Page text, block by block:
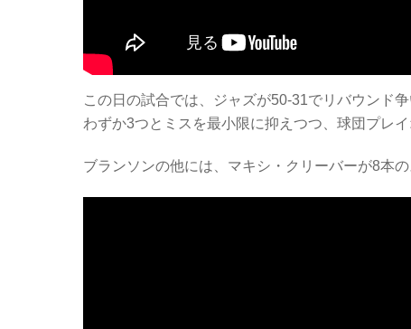
この日の試合では、ジャズが50-31でリバウンド
わずか3つとミスを最小限に抑えつつ、球団プレ
ブランソンの他には、マキシ・クリーバーが8本